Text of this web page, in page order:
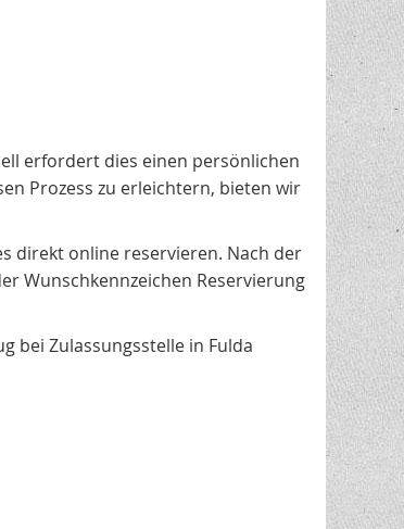
erfordert dies einen persönlichen
Prozess zu erleichtern, bieten wir
direkt online reservieren. Nach der
Wunschkennzeichen Reservierung
bei Zulassungsstelle in Fulda